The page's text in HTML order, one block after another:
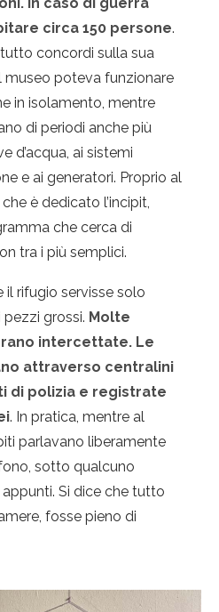
circa 150 persone.
concordi sulla sua
museo poteva funzionare
in isolamento, mentre
di periodi anche più
d’acqua, ai sistemi
e ai generatori. Proprio al
è dedicato l’incipit,
che cerca di
tra i più semplici.
il rifugio servisse solo
grossi. Molte
intercettate. Le
attraverso centralini
di polizia e registrate
. In pratica, mentre al
parlavano liberamente
sotto qualcuno
Si dice che tutto
fosse pieno di